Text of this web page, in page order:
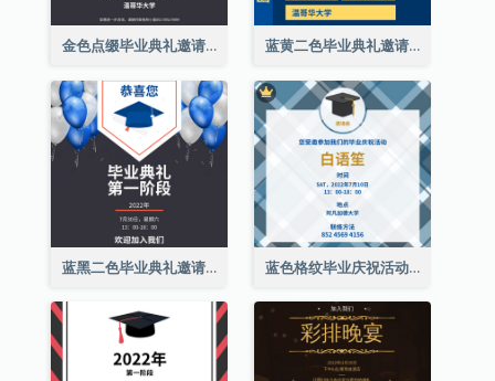
金色点缀毕业典礼邀请函 蓝黄二色毕业典礼邀请函
蓝黑二色毕业典礼邀请函 蓝色格纹毕业庆祝活动邀请函